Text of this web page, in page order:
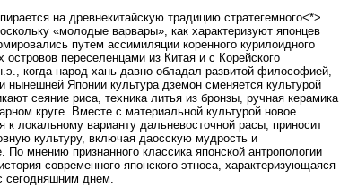
на древнекитайскую традицию стратегемного<*>
«молодые варвары», как характеризуют японцев
путем ассимиляции коренного курилоидного
переселенцами из Китая и с Корейского
когда народ хань давно обладал развитой философией,
нынешней Японии культура дземон сменяется культурой
сеяние риса, техника литья из бронзы, ручная керамика
круге. Вместе с материальной культурой новое
локальному варианту дальневосточной расы, приносит
культуру, включая даосскую мудрость и
По мнению признанного классика японской антропологии
современного японского этноса, характеризующаяся
сегодняшним днем.